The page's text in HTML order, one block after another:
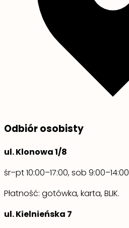
Odbiór osobisty
ul. Klonowa 1/8
śr–pt 10:00–17:00, sob 9:00–14:00
Płatność: gotówka, karta, BLIK.
ul. Kielnieńska 7